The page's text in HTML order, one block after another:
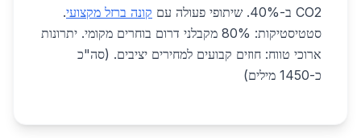
CO2 ב-40%. שיתופי פעולה עם
קונה ברזל מקצועי.
סטטיסטיקות: 80% מקבלני דרום בוחרים מקומי. יתרונות
ארוכי טווח: חוזים קבועים למחירים יציבים. (סה"כ
כ-1450 מילים)